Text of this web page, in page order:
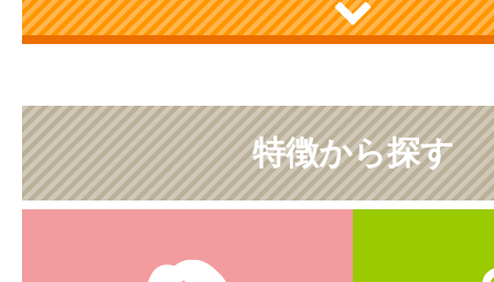
特徴から探す